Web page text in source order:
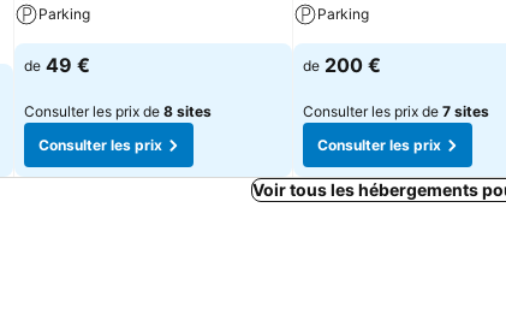
Parking
de 49 €
Consulter les prix de 8 sites
Consulter les prix
Parking
de 200 €
Consulter les prix de 7 sites
Consulter les prix
Voir tous les hébergements